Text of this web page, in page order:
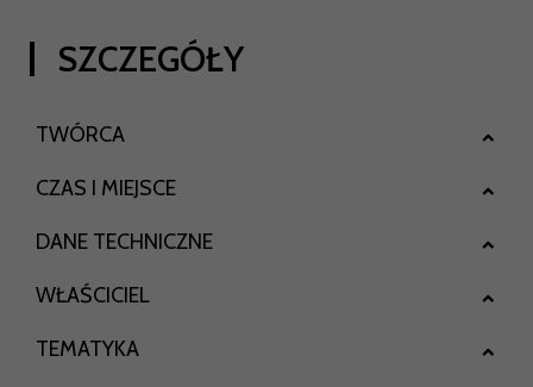
SZCZEGÓŁY
TWÓRCA
CZAS I MIEJSCE
DANE TECHNICZNE
WŁAŚCICIEL
TEMATYKA